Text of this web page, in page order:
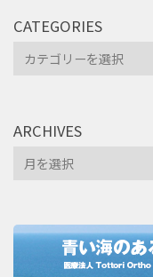
CATEGORIES
Categories
ARCHIVES
Archives